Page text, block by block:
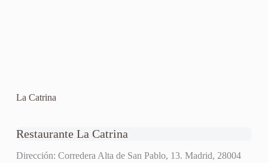
La Catrina
Restaurante La Catrina
Dirección: Corredera Alta de San Pablo, 13. Madrid, 28004